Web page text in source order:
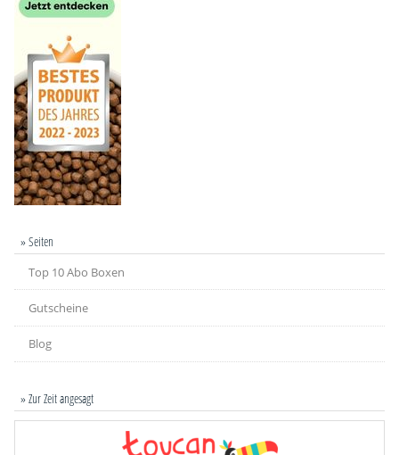
» Seiten
Top 10 Abo Boxen
Gutscheine
Blog
» Zur Zeit angesagt